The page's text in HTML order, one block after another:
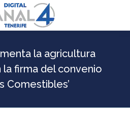
la agricultura
firma del convenio
Comestibles’